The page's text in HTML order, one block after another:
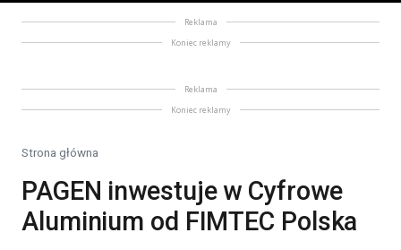
Reklama
Koniec reklamy
Reklama
Koniec reklamy
Strona główna
PAGEN inwestuje w Cyfrowe
Aluminium od FIMTEC Polska